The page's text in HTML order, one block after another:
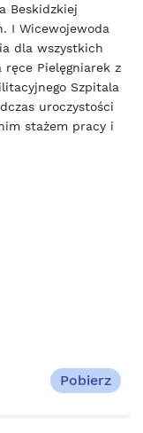
Beskidzkiej
I Wicewojewoda
dla wszystkich
ręce Pielęgniarek z
Szpitala
uroczystości
stażem pracy i
Pobierz